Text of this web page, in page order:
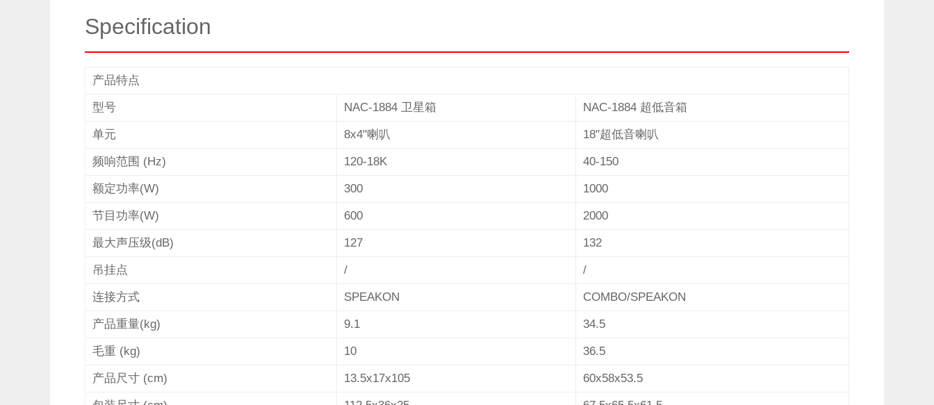
Specification
产品特点
型号 NAC-1884 卫星箱 NAC-1884 超低音箱
单元 8x4"喇叭 18"超低音喇叭
频响范围 (Hz) 120-18K 40-150
额定功率(W) 300 1000
节目功率(W) 600 2000
最大声压级(dB) 127 132
吊挂点 / /
连接方式 SPEAKON COMBO/SPEAKON
产品重量(kg) 9.1 34.5
毛重 (kg) 10 36.5
产品尺寸 (cm) 13.5x17x105 60x58x53.5